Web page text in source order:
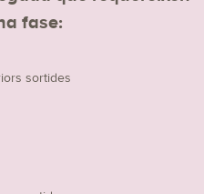
fase:
sortides